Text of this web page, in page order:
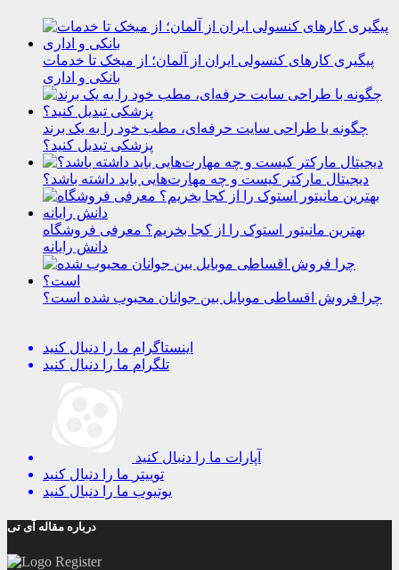
پیگیری کارهای کنسولی ایران از آلمان؛ از میخک تا خدمات
بانکی و اداری
چگونه با طراحی سایت حرفه‌ای، مطب خود را به یک برند
پزشکی تبدیل کنید؟
دیجیتال مارکتر کیست و چه مهارت‌هایی باید داشته باشد؟
بهترین مانیتور استوک را از کجا بخریم؟ معرفی فروشگاه
دانش رایانه
چرا فروش اقساطی موبایل بین جوانان محبوب شده است؟
اینستاگرام ما را دنبال کنید
تلگرام ما را دنبال کنید
آپارات ما را دنبال کنید
توییتر ما را دنبال کنید
یوتیوب ما را دنبال کنید
درباره مقاله آی تی